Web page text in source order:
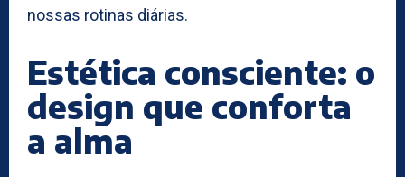
nossas rotinas diárias.
Estética consciente: o
design que conforta
a alma